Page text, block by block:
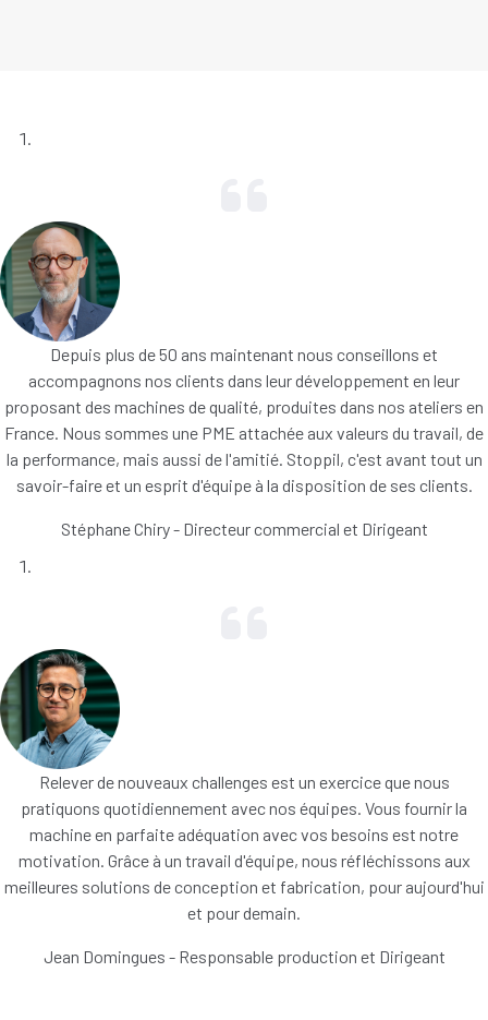
Depuis plus de 50 ans maintenant nous conseillons et
accompagnons nos clients dans leur développement en leur
proposant des machines de qualité, produites dans nos ateliers en
France. Nous sommes une PME attachée aux valeurs du travail, de
la performance, mais aussi de l'amitié. Stoppil, c'est avant tout un
savoir-faire et un esprit d'équipe à la disposition de ses clients.
Stéphane Chiry - Directeur commercial et Dirigeant
Relever de nouveaux challenges est un exercice que nous
pratiquons quotidiennement avec nos équipes. Vous fournir la
machine en parfaite adéquation avec vos besoins est notre
motivation. Grâce à un travail d'équipe, nous réfléchissons aux
meilleures solutions de conception et fabrication, pour aujourd'hui
et pour demain.
Jean Domingues - Responsable production et Dirigeant